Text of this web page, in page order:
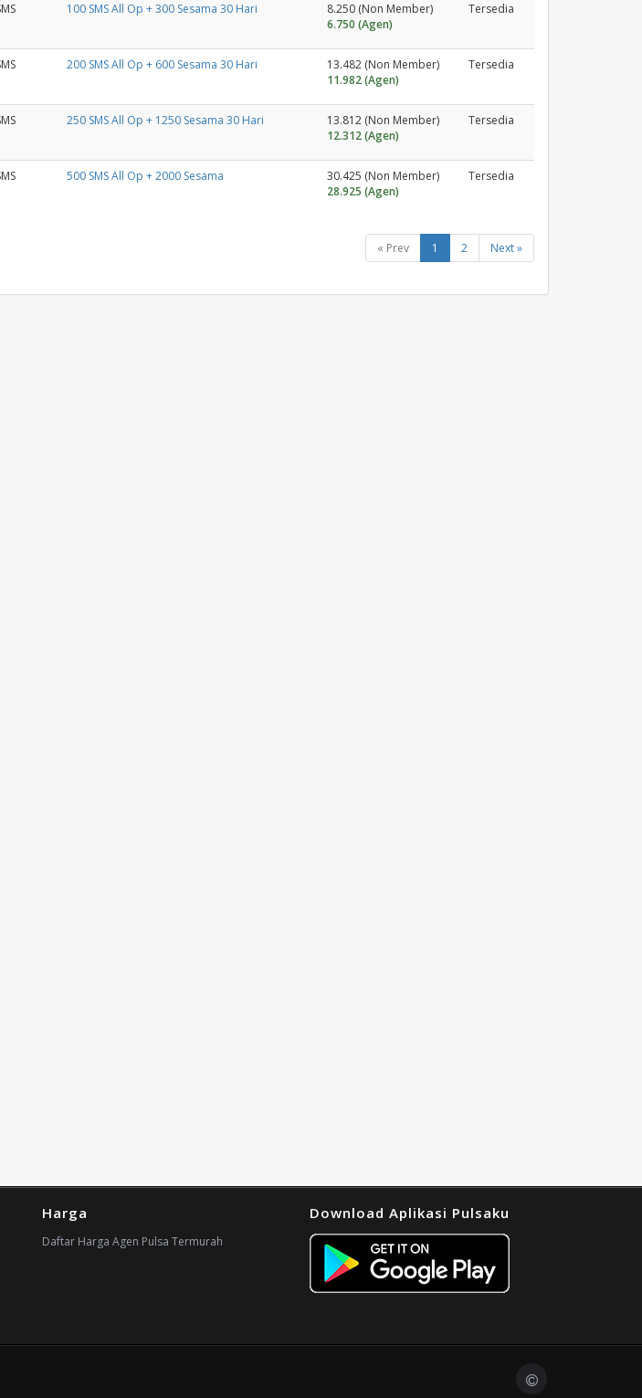
100 SMS All Op + 300 Sesama 30 Hari
8.250 (Non Member)
6.750 (Agen)
Tersedia
200 SMS All Op + 600 Sesama 30 Hari
13.482 (Non Member)
11.982 (Agen)
Tersedia
250 SMS All Op + 1250 Sesama 30 Hari
13.812 (Non Member)
12.312 (Agen)
Tersedia
500 SMS All Op + 2000 Sesama
30.425 (Non Member)
28.925 (Agen)
Tersedia
« Prev 1 2 Next »
Harga
Daftar Harga Agen Pulsa Termurah
Download Aplikasi Pulsaku